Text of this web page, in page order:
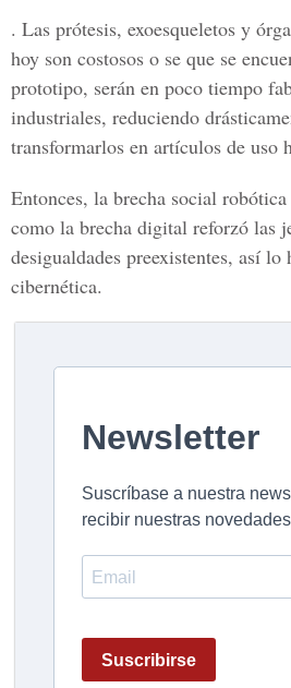
. Las prótesis, exoesqueletos y
hoy son costosos o se que se
prototipo, serán en poco tiempo
industriales, reduciendo
transformarlos en artículos de uso
Entonces, la brecha social
como la brecha digital reforzó las
desigualdades preexistentes, así lo
cibernética.